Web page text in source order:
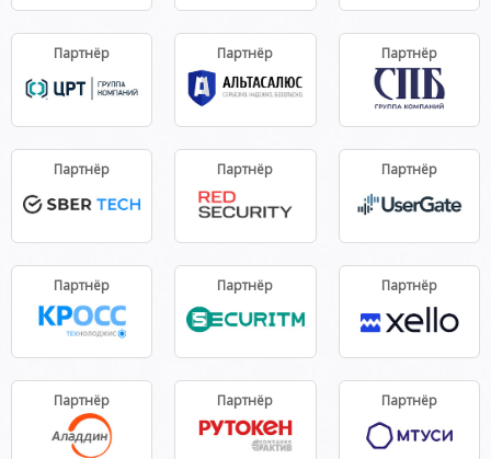
Партнёр Партнёр Партнёр
Партнёр Партнёр Партнёр
Партнёр Партнёр Партнёр
Партнёр Партнёр Партнёр